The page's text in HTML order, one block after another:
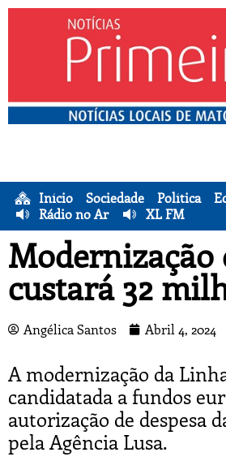
Início Sociedade Política
Rádio no Ar
XL FM
Modernização
custará 32
Angélica Santos Abril 4, 2024
A modernização da
candidatada a fundos
autorização de despesa
pela Agência Lusa.